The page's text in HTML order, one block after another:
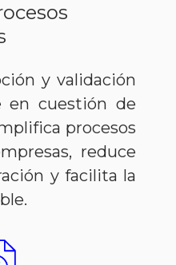
y validación
en cuestión de
procesos
reduce
y facilita la